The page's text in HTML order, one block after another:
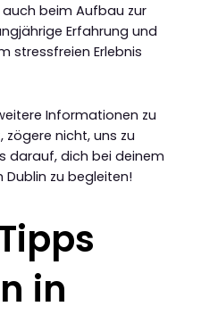
beim Aufbau zur
Erfahrung und
stressfreien Erlebnis
Informationen zu
nicht, uns zu
darauf, dich bei deinem
zu begleiten!
in